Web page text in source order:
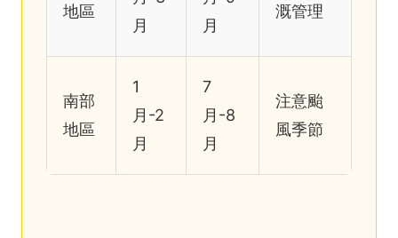
地區
月
月
溉管理
南部
地區
1
月-2
月
7
月-8
月
注意颱
風季節